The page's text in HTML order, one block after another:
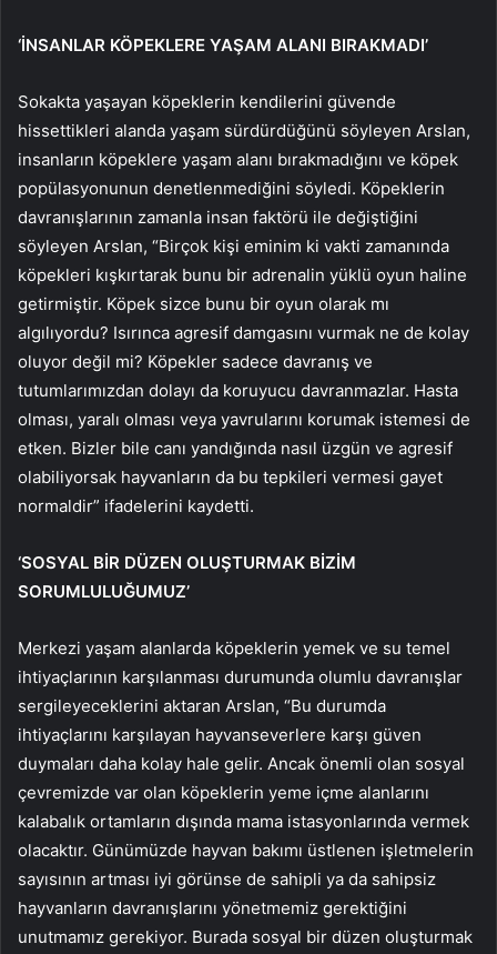
‘İNSANLAR KÖPEKLERE YAŞAM ALANI BIRAKMADI’
Sokakta yaşayan köpeklerin kendilerini güvende
hissettikleri alanda yaşam sürdürdüğünü söyleyen Arslan,
insanların köpeklere yaşam alanı bırakmadığını ve köpek
popülasyonunun denetlenmediğini söyledi. Köpeklerin
davranışlarının zamanla insan faktörü ile değiştiğini
söyleyen Arslan, “Birçok kişi eminim ki vakti zamanında
köpekleri kışkırtarak bunu bir adrenalin yüklü oyun haline
getirmiştir. Köpek sizce bunu bir oyun olarak mı
algılıyordu? Isırınca agresif damgasını vurmak ne de kolay
oluyor değil mi? Köpekler sadece davranış ve
tutumlarımızdan dolayı da koruyucu davranmazlar. Hasta
olması, yaralı olması veya yavrularını korumak istemesi de
etken. Bizler bile canı yandığında nasıl üzgün ve agresif
olabiliyorsak hayvanların da bu tepkileri vermesi gayet
normaldir” ifadelerini kaydetti.
‘SOSYAL BİR DÜZEN OLUŞTURMAK BİZİM
SORUMLULUĞUMUZ’
Merkezi yaşam alanlarda köpeklerin yemek ve su temel
ihtiyaçlarının karşılanması durumunda olumlu davranışlar
sergileyeceklerini aktaran Arslan, “Bu durumda
ihtiyaçlarını karşılayan hayvanseverlere karşı güven
duymaları daha kolay hale gelir. Ancak önemli olan sosyal
çevremizde var olan köpeklerin yeme içme alanlarını
kalabalık ortamların dışında mama istasyonlarında vermek
olacaktır. Günümüzde hayvan bakımı üstlenen işletmelerin
sayısının artması iyi görünse de sahipli ya da sahipsiz
hayvanların davranışlarını yönetmemiz gerektiğini
unutmamız gerekiyor. Burada sosyal bir düzen oluşturmak